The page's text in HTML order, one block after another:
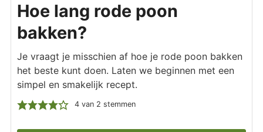
Hoe lang rode poon
bakken?
Je vraagt je misschien af hoe je rode poon bakken
het beste kunt doen. Laten we beginnen met een
simpel en smakelijk recept.
4van 2 stemmen